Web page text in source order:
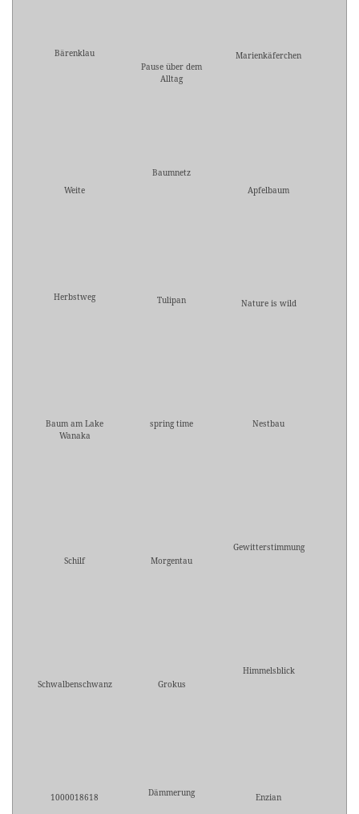
Bärenklau
Pause über dem
Alltag
Marienkäferchen
Weite
Baumnetz
Apfelbaum
Herbstweg Tulipan Nature is wild
Baum am Lake
Wanaka
spring time Nestbau
Schilf Morgentau
Gewitterstimmung
Schwalbenschwanz Grokus
Himmelsblick
1000018618 Dämmerung Enzian